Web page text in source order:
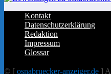
Kontakt
Datenschutzerklärung
Redaktion
Impressum
Glossar
© [ osnabruecker-anzeiger.de ]